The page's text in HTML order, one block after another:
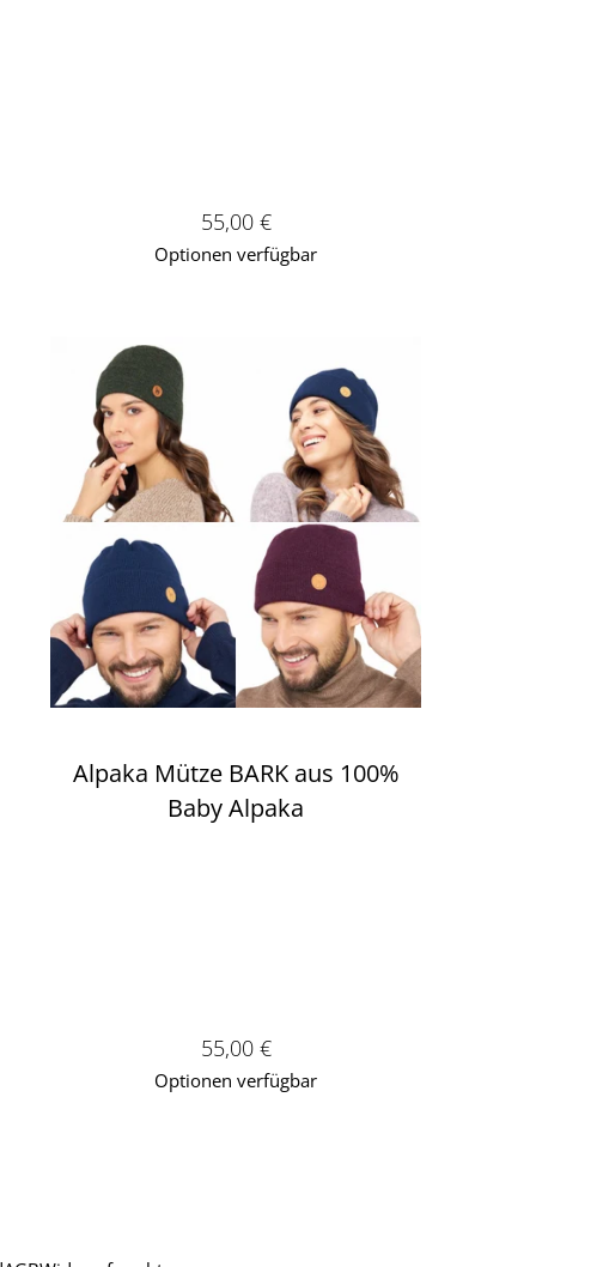
Verkaufspreis: 55,00 €
55,00 €
Optionen verfügbar
Alpaka Mütze BARK aus 100%
Baby Alpaka
Verkaufspreis: 55,00 €
55,00 €
Optionen verfügbar